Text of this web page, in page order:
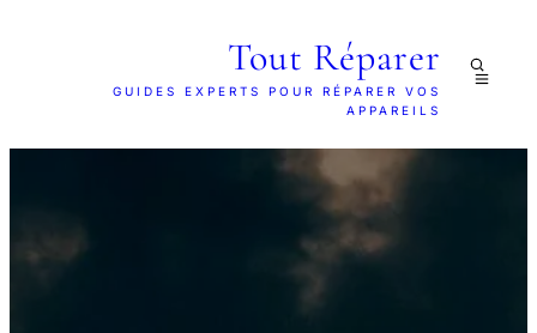
Tout Réparer
GUIDES EXPERTS POUR RÉPARER VOS
APPAREILS